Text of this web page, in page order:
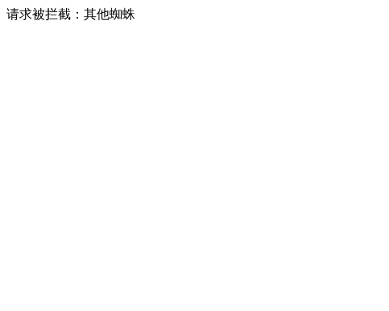
请求被拦截：其他蜘蛛